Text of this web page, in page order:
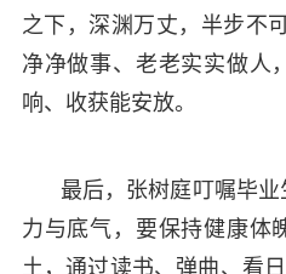
之下，深渊万丈，半步不
净净做事、老老实实做人
响、收获能安放。
最后，张树庭叮嘱毕
力与底气，要保持健康体
土，通过读书、弹曲、看